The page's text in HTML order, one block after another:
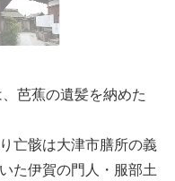
芭蕉の遺髪を納めた
亡骸は大津市膳所の義
た伊賀の門人・服部土